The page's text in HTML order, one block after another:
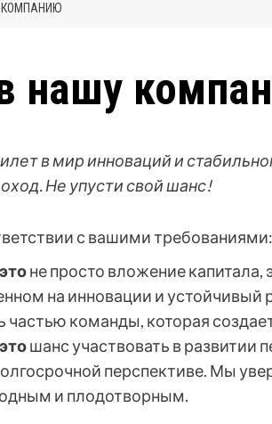
КОМПАНИЮ
нашу
в мир инноваций и
Не упусти свой шанс!
с вашими требованиями:
не просто вложение капитала,
на инновации и устойчивый
команды, которая
шанс участвовать в развитии
перспективе. Мы
и плодотворным.